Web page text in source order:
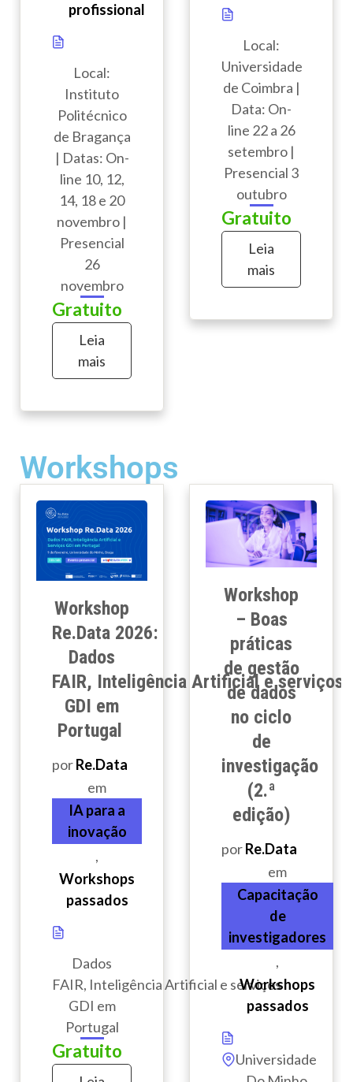
profissional
Local:
Instituto
Politécnico
de Bragança
| Datas: On-
line 10, 12,
14, 18 e 20
novembro |
Presencial
26
novembro
Gratuito
Leia
mais
Local:
Universidade
de Coimbra |
Data: On-
line 22 a 26
setembro |
Presencial 3
outubro
Gratuito
Leia
mais
Workshops
Workshop
Re.Data 2026:
Dados
FAIR, Inteligência Artificial e serviços
GDI em
Portugal
porRe.Data
em
IA para a
inovação
,
Workshops
passados
Dados
FAIR, Inteligência Artificial e serviços
GDI em
Portugal
Gratuito
Workshop
– Boas
práticas
de gestão
de dados
no ciclo
de
investigação
(2.ª
edição)
porRe.Data
em
Capacitação
de
investigadores
,
Workshops
passados
Universidade